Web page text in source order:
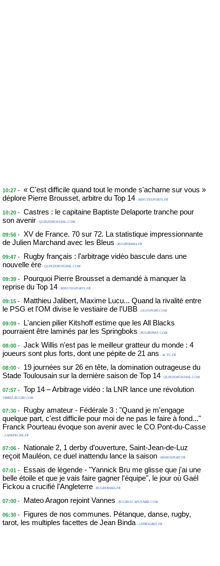
10:27 - « C'est difficile quand tout le monde s'acharne sur vous »
déplore Pierre Brousset, arbitre du Top 14 - MINUTESPORTS.FR
10:20 - Castres : le capitaine Baptiste Delaporte tranche pour
son avenir - QUINZEMONDIAL.COM
09:56 - XV de France. 70 sur 72. La statistique impressionnante
de Julien Marchand avec les Bleus - RUGBYRAMA.FR
09:47 -
Rugby français : l'arbitrage vidéo bascule dans une
nouvelle ère - QUINZEMONDIAL.COM
09:39 -
Pourquoi Pierre Brousset a demandé à manquer la
reprise du Top 14 - MINUTESPORTS.FR
09:15 -
Matthieu Jalibert, Maxime Lucu... Quand la rivalité entre
le PSG et l'OM divise le vestiaire de l'UBB - LE10SPORT.COM
09:09 -
L'ancien pilier Kitshoff estime que les All Blacks
pourraient être laminés par les Springboks - RUGBYPASS.COM
08:00 - Jack Willis n'est pas le meilleur gratteur du monde : 4
joueurs sont plus forts, dont une pépite de 21 ans - ACTU.FR
08:00 -
19 journées sur 26 en tête, la domination outrageuse du
Stade Toulousain sur la dernière saison de Top 14 - QUINZEMONDIAL.COM
07:57 - Top 14 – Arbitrage vidéo : la LNR lance une révolution -
VIBREZ-RUGBY.COM
07:30 -
Rugby amateur - Fédérale 3 : "Quand je m'engage
quelque part, c'est difficile pour moi de ne pas le faire à fond..."
Franck Pourteau évoque son avenir avec le CO Pont-du-Casse
- LADEPECHE.FR
07:06 -
Nationale 2, 1 derby d’ouverture, Saint-Jean-de-Luz
reçoit Mauléon, ce duel inattendu lance la saison - MEMOSPORT.FR
07:01 -
Essais de légende - "Yannick Bru me glisse que j'ai une
belle étoile et que je vais faire gagner l'équipe", le jour où Gaël
Fickou a crucifié l'Angleterre - RUGBYRAMA.FR
07:00 - Mateo Aragon rejoint Vannes - RUGBY-SCAPULAIRE.COM
06:30 -
Figures de nos communes. Pétanque, danse, rugby,
tarot, les multiples facettes de Jean Binda- LEPROGRES.FR